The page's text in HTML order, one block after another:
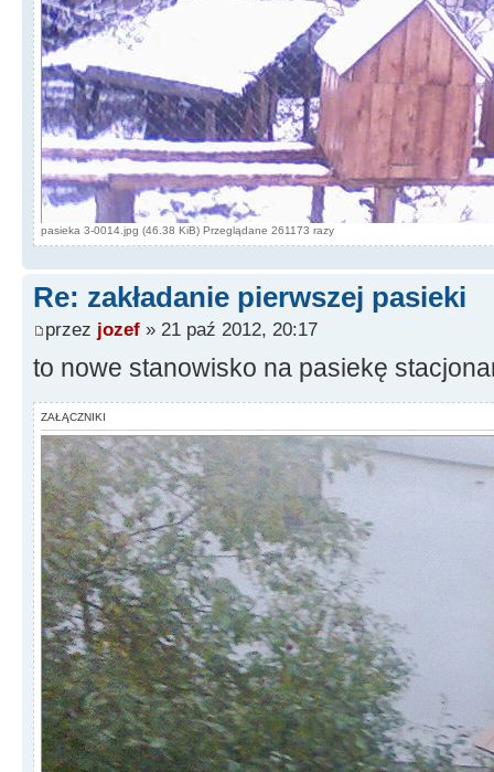
pasieka 3-0014.jpg (46.38 KiB) Przeglądane 261173 razy
Re: zakładanie pierwszej pasieki
przez jozef » 21 paź 2012, 20:17
to nowe stanowisko na pasiekę
ZAŁĄCZNIKI